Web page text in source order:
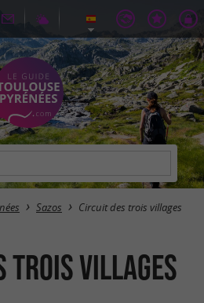
Sazos Circuit des trois villages
trois villages